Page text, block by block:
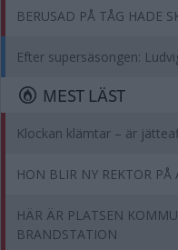
BERUSAD PÅ TÅG HADE
Efter supersäsongen:
MEST LÄST
Klockan klämtar – är
HON BLIR NY REKTOR
HÄR ÄR PLATSEN
BRANDSTATION